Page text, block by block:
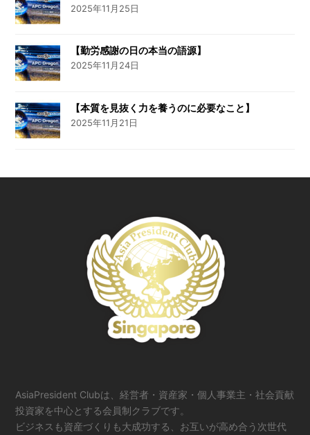
2025年11月25日
【勤労感謝の日の本当の語源】
2025年11月24日
【本質を見抜く力を養うのに必要なこと】
2025年11月21日
AsiaPresident Clubは、経営者・資産家・個人事業主・社会貢献
投資家を中心とする会員制クラブです。
ビジネスも資産づくりも大成功する、お互いが高め合う次世代